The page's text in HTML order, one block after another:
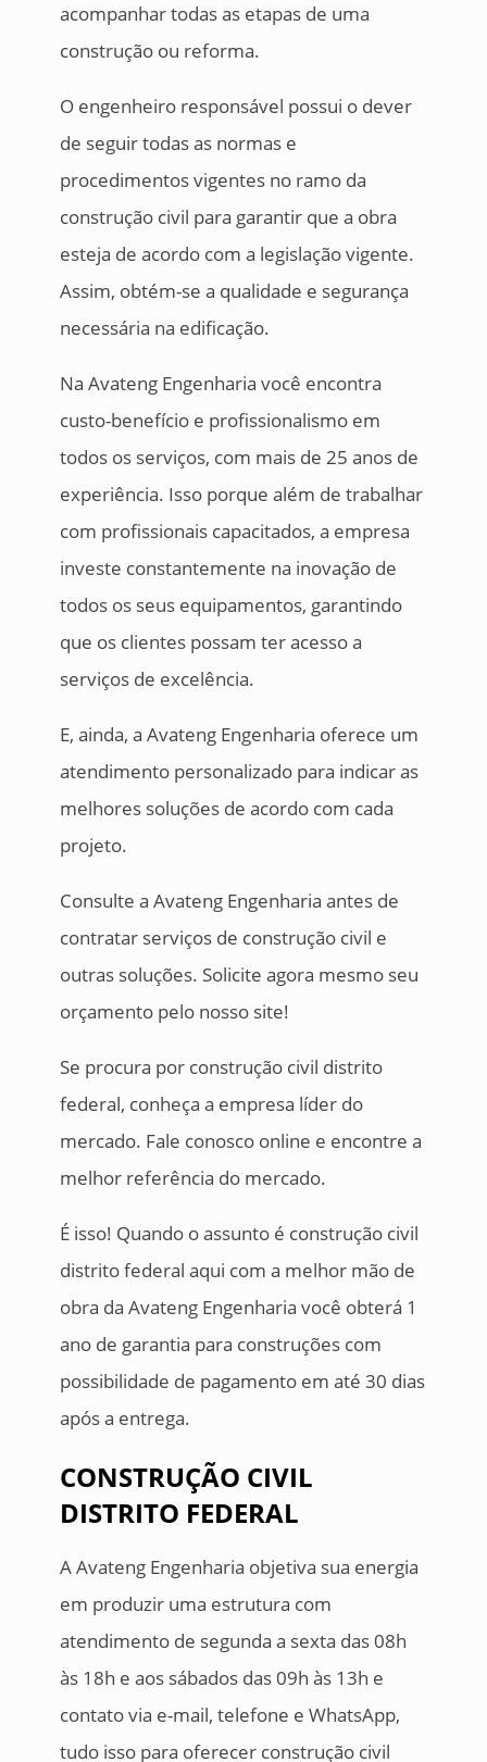
acompanhar todas as etapas de uma
construção ou reforma.
O engenheiro responsável possui o dever
de seguir todas as normas e
procedimentos vigentes no ramo da
construção civil para garantir que a obra
esteja de acordo com a legislação vigente.
Assim, obtém-se a qualidade e segurança
necessária na edificação.
Na Avateng Engenharia você encontra
custo-benefício e profissionalismo em
todos os serviços, com mais de 25 anos de
experiência. Isso porque além de trabalhar
com profissionais capacitados, a empresa
investe constantemente na inovação de
todos os seus equipamentos, garantindo
que os clientes possam ter acesso a
serviços de excelência.
E, ainda, a Avateng Engenharia oferece um
atendimento personalizado para indicar as
melhores soluções de acordo com cada
projeto.
Consulte a Avateng Engenharia antes de
contratar serviços de construção civil e
outras soluções. Solicite agora mesmo seu
orçamento pelo nosso site!
Se procura por construção civil distrito
federal, conheça a empresa líder do
mercado. Fale conosco online e encontre a
melhor referência do mercado.
É isso! Quando o assunto é construção civil
distrito federal aqui com a melhor mão de
obra da Avateng Engenharia você obterá 1
ano de garantia para construções com
possibilidade de pagamento em até 30 dias
após a entrega.
CONSTRUÇÃO CIVIL
DISTRITO FEDERAL
A Avateng Engenharia objetiva sua energia
em produzir uma estrutura com
atendimento de segunda a sexta das 08h
às 18h e aos sábados das 09h às 13h e
contato via e-mail, telefone e WhatsApp,
tudo isso para oferecer construção civil